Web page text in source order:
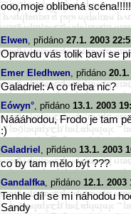
ooo,moje oblíbená scéna!!!!!
Elwen, přidáno 27.1. 2003
Opravdu vás tolik baví se
Emer Eledhwen, přidáno
Galadriel: A co třeba nic?
Eówyn°, přidáno 13.1. 2003
Náááhodou, Frodo je tam
:)
Galadriel , přidáno 13.1. 2003
co by tam mělo být ???
Gandalfka, přidáno 12.1. 2003
Tenhle díl se mi náhodou
Sandy